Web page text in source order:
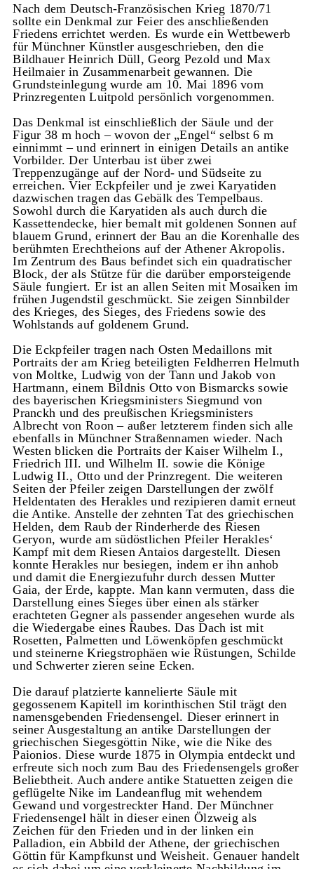
Nach dem Deutsch-Französischen Krieg 1870/71
sollte ein Denkmal zur Feier des anschließenden
Friedens errichtet werden. Es wurde ein Wettbewerb
für Münchner Künstler ausgeschrieben, den die
Bildhauer Heinrich Düll, Georg Pezold und Max
Heilmaier in Zusammenarbeit gewannen. Die
Grundsteinlegung wurde am 10. Mai 1896 vom
Prinzregenten Luitpold persönlich vorgenommen.
Das Denkmal ist einschließlich der Säule und der
Figur 38 m hoch – wovon der „Engel“ selbst 6 m
einnimmt – und erinnert in einigen Details an antike
Vorbilder. Der Unterbau ist über zwei
Treppenzugänge auf der Nord- und Südseite zu
erreichen. Vier Eckpfeiler und je zwei Karyatiden
dazwischen tragen das Gebälk des Tempelbaus.
Sowohl durch die Karyatiden als auch durch die
Kassettendecke, hier bemalt mit goldenen Sonnen auf
blauem Grund, erinnert der Bau an die Korenhalle des
berühmten Erechtheions auf der Athener Akropolis.
Im Zentrum des Baus befindet sich ein quadratischer
Block, der als Stütze für die darüber emporsteigende
Säule fungiert. Er ist an allen Seiten mit Mosaiken im
frühen Jugendstil geschmückt. Sie zeigen Sinnbilder
des Krieges, des Sieges, des Friedens sowie des
Wohlstands auf goldenem Grund.
Die Eckpfeiler tragen nach Osten Medaillons mit
Portraits der am Krieg beteiligten Feldherren Helmuth
von Moltke, Ludwig von der Tann und Jakob von
Hartmann, einem Bildnis Otto von Bismarcks sowie
des bayerischen Kriegsministers Siegmund von
Pranckh und des preußischen Kriegsministers
Albrecht von Roon – außer letzterem finden sich alle
ebenfalls in Münchner Straßennamen wieder. Nach
Westen blicken die Portraits der Kaiser Wilhelm I.,
Friedrich III. und Wilhelm II. sowie die Könige
Ludwig II., Otto und der Prinzregent. Die weiteren
Seiten der Pfeiler zeigen Darstellungen der zwölf
Heldentaten des Herakles und rezipieren damit erneut
die Antike. Anstelle der zehnten Tat des griechischen
Helden, dem Raub der Rinderherde des Riesen
Geryon, wurde am südöstlichen Pfeiler Herakles‘
Kampf mit dem Riesen Antaios dargestellt. Diesen
konnte Herakles nur besiegen, indem er ihn anhob
und damit die Energiezufuhr durch dessen Mutter
Gaia, der Erde, kappte. Man kann vermuten, dass die
Darstellung eines Sieges über einen als stärker
erachteten Gegner als passender angesehen wurde als
die Wiedergabe eines Raubes. Das Dach ist mit
Rosetten, Palmetten und Löwenköpfen geschmückt
und steinerne Kriegstrophäen wie Rüstungen, Schilde
und Schwerter zieren seine Ecken.
Die darauf platzierte kannelierte Säule mit
gegossenem Kapitell im korinthischen Stil trägt den
namensgebenden Friedensengel. Dieser erinnert in
seiner Ausgestaltung an antike Darstellungen der
griechischen Siegesgöttin Nike, wie die Nike des
Paionios. Diese wurde 1875 in Olympia entdeckt und
erfreute sich noch zum Bau des Friedensengels großer
Beliebtheit. Auch andere antike Statuetten zeigen die
geflügelte Nike im Landeanflug mit wehendem
Gewand und vorgestreckter Hand. Der Münchner
Friedensengel hält in dieser einen Ölzweig als
Zeichen für den Frieden und in der linken ein
Palladion, ein Abbild der Athene, der griechischen
Göttin für Kampfkunst und Weisheit. Genauer handelt